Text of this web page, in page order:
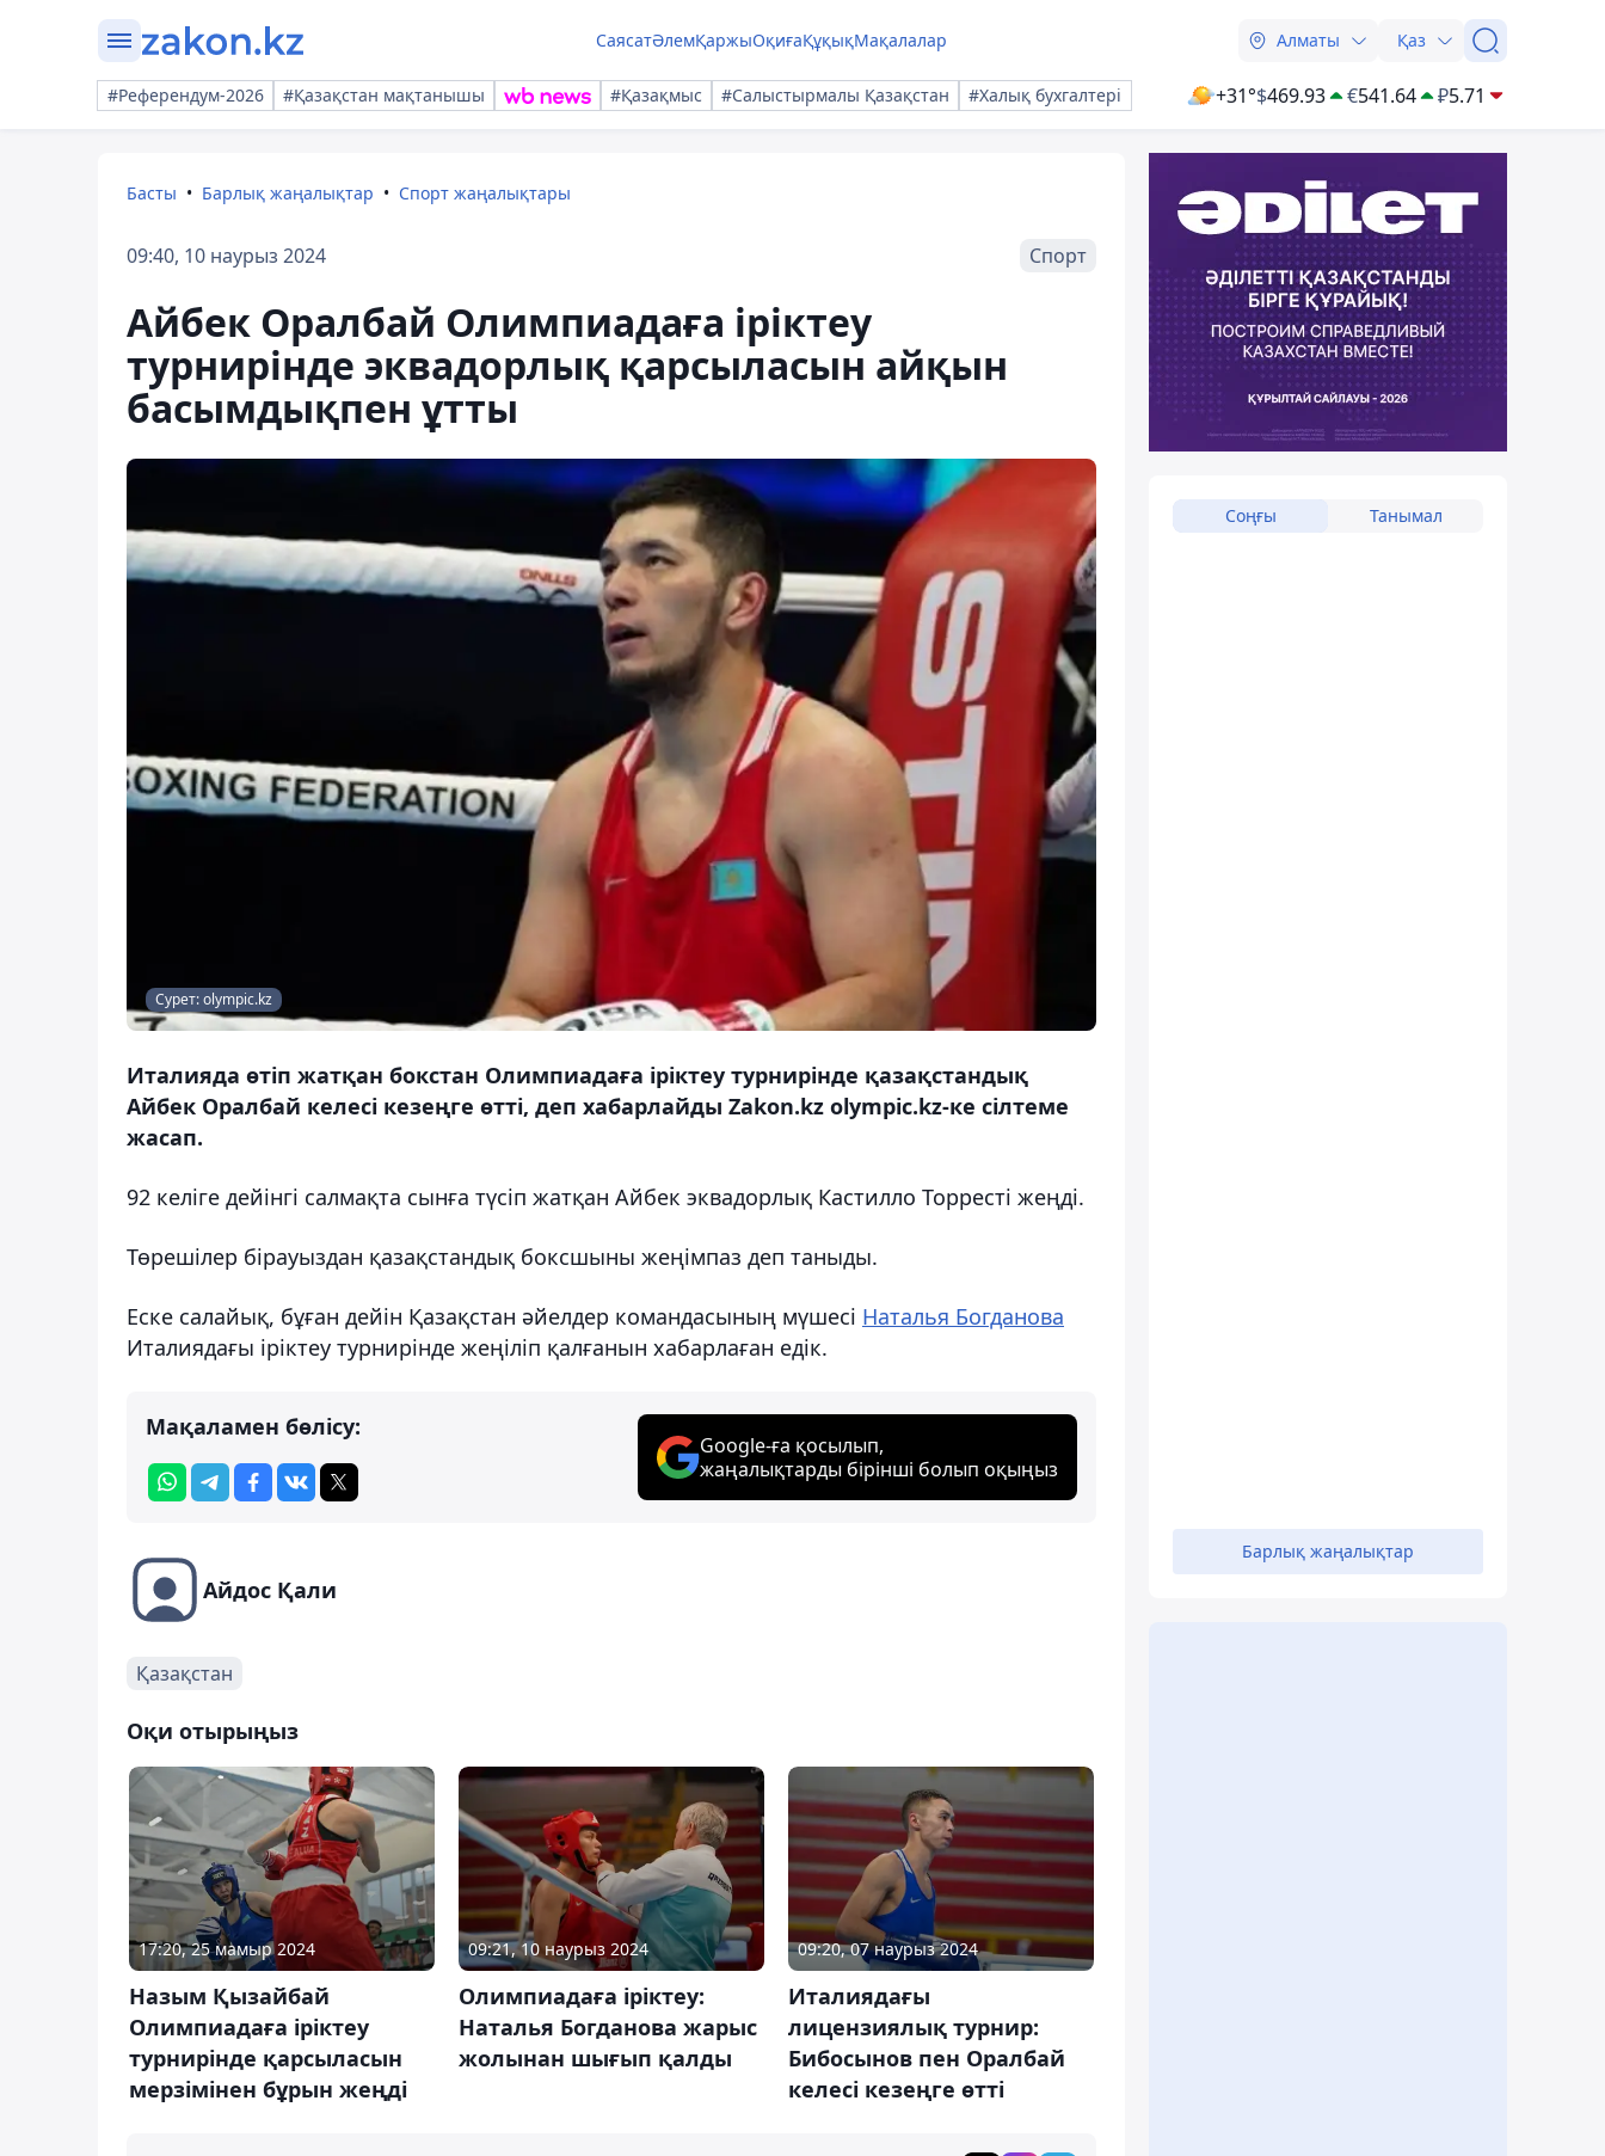
СаясатӘлемҚаржыОқиғаҚұқықМақалалар Алматы Қаз
#Референдум-2026 #Қазақстан мақтанышы #Қазақмыс #Салыстырмалы Қазақстан #Халық бухгалтері +31°$469.93 €541.64 ₽5.71
Басты Барлық жаңалықтар Спорт жаңалықтары
09:40, 10 наурыз 2024 Спорт
Айбек Оралбай Олимпиадаға іріктеу
турнирінде эквадорлық қарсыласын айқын
басымдықпен ұтты
Сурет: olympic.kz
Италияда өтіп жатқан бокстан Олимпиадаға іріктеу турнирінде қазақстандық
Айбек Оралбай келесі кезеңге өтті, деп хабарлайды Zakon.kz olympic.kz-ке сілтеме
жасап.
92 келіге дейінгі салмақта сынға түсіп жатқан Айбек эквадорлық Кастилло Торресті жеңді.
Төрешілер бірауыздан қазақстандық боксшыны жеңімпаз деп таныды.
Еске салайық, бұған дейін Қазақстан әйелдер командасының мүшесі Наталья Богданова
Италиядағы іріктеу турнирінде жеңіліп қалғанын хабарлаған едік.
Мақаламен бөлісу:
Google-ға қосылып,
жаңалықтарды бірінші болып оқыңыз
Айдос Қали
Қазақстан
Оқи отырыңыз
17:20, 25 мамыр 2024
Назым Қызайбай
Олимпиадаға іріктеу
турнирінде қарсыласын
мерзімінен бұрын жеңді
09:21, 10 наурыз 2024
Олимпиадаға іріктеу:
Наталья Богданова жарыс
жолынан шығып қалды
09:20, 07 наурыз 2024
Италиядағы
лицензиялық турнир:
Бибосынов пен Оралбай
келесі кезеңге өтті
Соңғы Танымал
Барлық жаңалықтар